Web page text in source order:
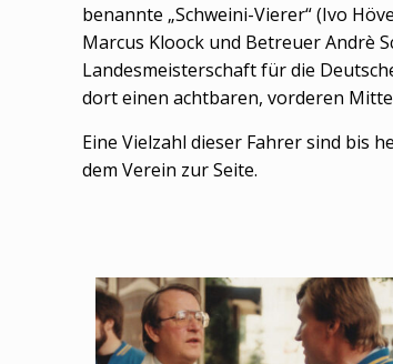
benannte „Schweini-Vierer“ (Ivo
Marcus Kloock und Betreuer Andrè
Landesmeisterschaft für die
dort einen achtbaren, vorderen
Eine Vielzahl dieser Fahrer sind bis
dem Verein zur Seite.